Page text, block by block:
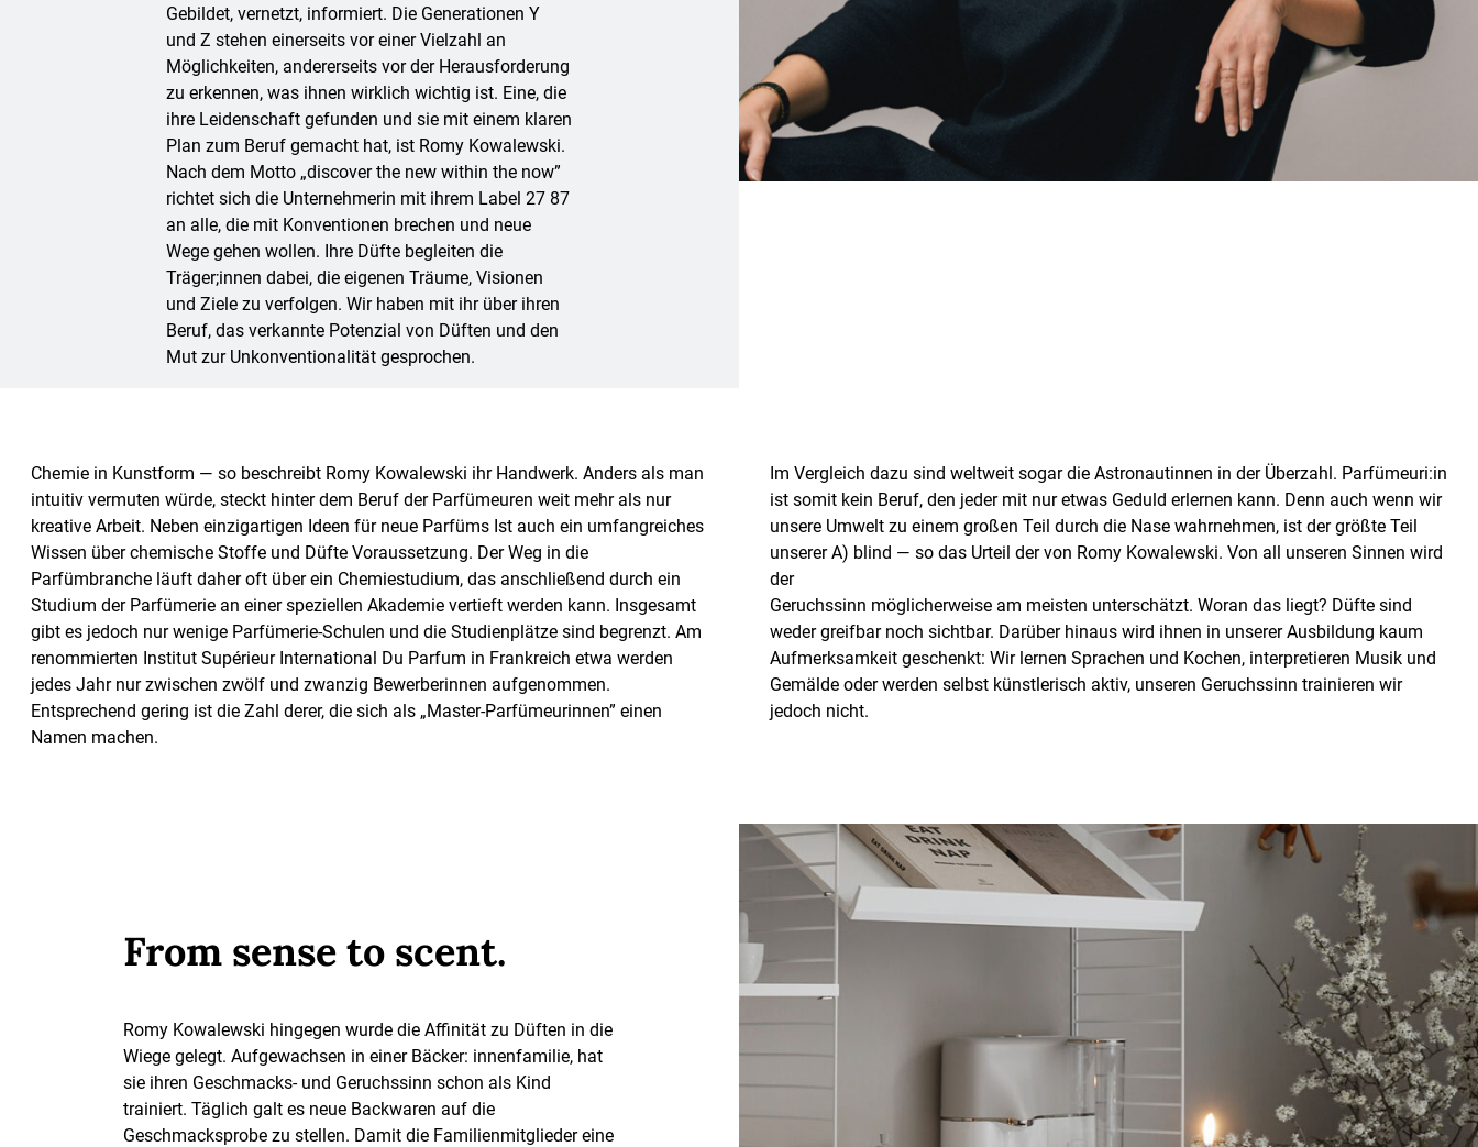
Gebildet, vernetzt, informiert. Die Generationen Y
und Z stehen einerseits vor einer Vielzahl an
Möglichkeiten, andererseits vor der Herausforderung
zu erkennen, was ihnen wirklich wichtig ist. Eine, die
ihre Leidenschaft gefunden und sie mit einem klaren
Plan zum Beruf gemacht hat, ist Romy Kowalewski.
Nach dem Motto „discover the new within the now”
richtet sich die Unternehmerin mit ihrem Label 27 87
an alle, die mit Konventionen brechen und neue
Wege gehen wollen. Ihre Düfte begleiten die
Träger;innen dabei, die eigenen Träume, Visionen
und Ziele zu verfolgen. Wir haben mit ihr über ihren
Beruf, das verkannte Potenzial von Düften und den
Mut zur Unkonventionalität gesprochen.
Chemie in Kunstform — so beschreibt Romy Kowalewski ihr Handwerk. Anders als man
intuitiv vermuten würde, steckt hinter dem Beruf der Parfümeuren weit mehr als nur
kreative Arbeit. Neben einzigartigen Ideen für neue Parfüms Ist auch ein umfangreiches
Wissen über chemische Stoffe und Düfte Voraussetzung. Der Weg in die
Parfümbranche läuft daher oft über ein Chemiestudium, das anschließend durch ein
Studium der Parfümerie an einer speziellen Akademie vertieft werden kann. Insgesamt
gibt es jedoch nur wenige Parfümerie-Schulen und die Studienplätze sind begrenzt. Am
renommierten Institut Supérieur International Du Parfum in Frankreich etwa werden
jedes Jahr nur zwischen zwölf und zwanzig Bewerberinnen aufgenommen.
Entsprechend gering ist die Zahl derer, die sich als „Master-Parfümeurinnen” einen
Namen machen.
Im Vergleich dazu sind weltweit sogar die Astronautinnen in der Überzahl. Parfümeuri:in
ist somit kein Beruf, den jeder mit nur etwas Geduld erlernen kann. Denn auch wenn wir
unsere Umwelt zu einem großen Teil durch die Nase wahrnehmen, ist der größte Teil
unserer A) blind — so das Urteil der von Romy Kowalewski. Von all unseren Sinnen wird
der
Geruchssinn möglicherweise am meisten unterschätzt. Woran das liegt? Düfte sind
weder greifbar noch sichtbar. Darüber hinaus wird ihnen in unserer Ausbildung kaum
Aufmerksamkeit geschenkt: Wir lernen Sprachen und Kochen, interpretieren Musik und
Gemälde oder werden selbst künstlerisch aktiv, unseren Geruchssinn trainieren wir
jedoch nicht.
From sense to scent.
Romy Kowalewski hingegen wurde die Affinität zu Düften in die
Wiege gelegt. Aufgewachsen in einer Bäcker: innenfamilie, hat
sie ihren Geschmacks- und Geruchssinn schon als Kind
trainiert. Täglich galt es neue Backwaren auf die
Geschmacksprobe zu stellen. Damit die Familienmitglieder eine